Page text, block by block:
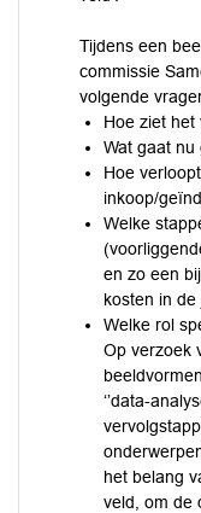
Tijdens een
commissie
volgende
Hoe ziet het
Wat gaat nu
Hoe
inkoop/
Welke
en zo een
kosten in
Welke rol
Op verzoek
‘’data-
het belang
veld, om de